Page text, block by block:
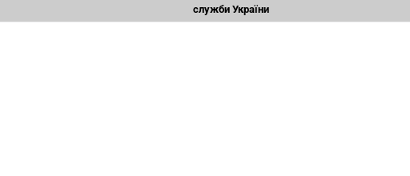
служби України